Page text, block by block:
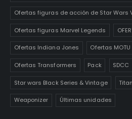
Ofertas figuras de acción de Star Wars
Ofertas figuras Marvel Legends
Ofertas Indiana Jones Ofertas MOTU
Ofertas Transformers Pack SDCC
Star wars Black Series & Vintage
Weaponizer Últimas unidades